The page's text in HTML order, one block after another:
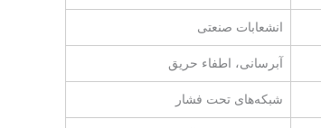
انشعابات صنعتی
آبرسانی، اطفاء حریق
شبکه‌های تحت فشار